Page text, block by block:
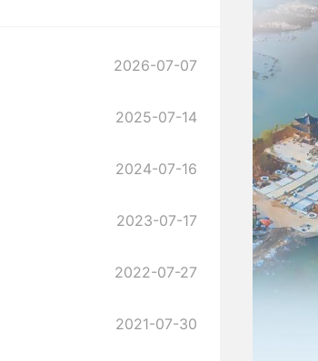
2026-07-07
2025-07-14
2024-07-16
2023-07-17
2022-07-27
2021-07-30